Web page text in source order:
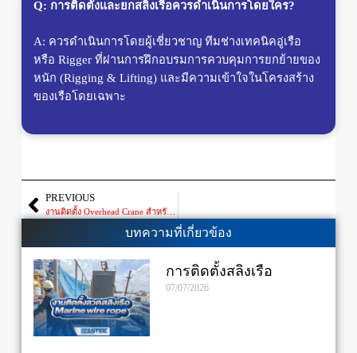
Q: การติดตั้งและยกสลิงเรือควรดำเนินการโดยใคร?
A: ควรดำเนินการโดยผู้เชี่ยวชาญ ทีมช่างเทคนิคอู่เรือ
หรือ Rigger ที่ผ่านการฝึกอบรมการควบคุมการยกย้ายของ
หนัก (Rigging & Lifting) และมีความเข้าใจในโครงสร้าง
ของเรือโดยเฉพาะ
PREVIOUS
งานติดตั้ง Overhead Crane สำหรับโรงงานอุตสาหกรรม
บทความที่เกี่ยวข้อง
การติดตั้งสลิงเรือ
07/07/2026